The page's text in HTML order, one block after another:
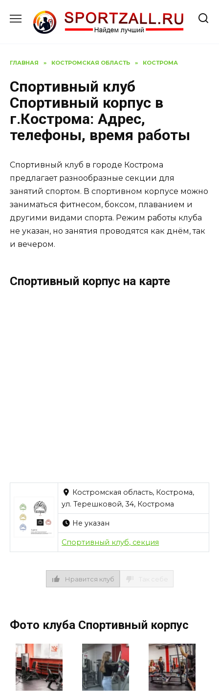
содержанию
ГЛАВНАЯ » КОСТРОМСКАЯ ОБЛАСТЬ » КОСТРОМА
Спортивный клуб
Спортивный корпус в
г.Кострома: Адрес,
телефоны, время работы
Спортивный клуб в городе Кострома
предлагает разнообразные секции для
занятий спортом. В спортивном корпусе можно
заниматься фитнесом, боксом, плаванием и
другими видами спорта. Режим работы клуба
не указан, но занятия проводятся как днём, так
и вечером.
Спортивный корпус на карте
Костромская область, Кострома,
ул. Терешковой, 34, Кострома
Не указан
Спортивный клуб, секция
Нравится клуб
Фото клуба Спортивный корпус